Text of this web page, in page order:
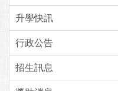
升學快訊
行政公告
招生訊息